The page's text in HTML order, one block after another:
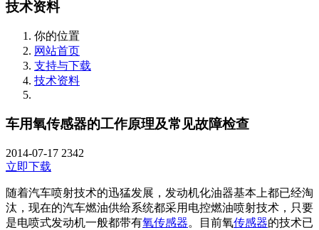
技术资料
你的位置
网站首页
支持与下载
技术资料
车用氧传感器的工作原理及常见故障检查
2014-07-17 2342
立即下载
随着汽车喷射技术的迅猛发展，发动机化油器基本上都已经淘
汰，现在的汽车燃油供给系统都采用电控燃油喷射技术，只要
是电喷式发动机一般都带有氧传感器。目前氧传感器的技术已